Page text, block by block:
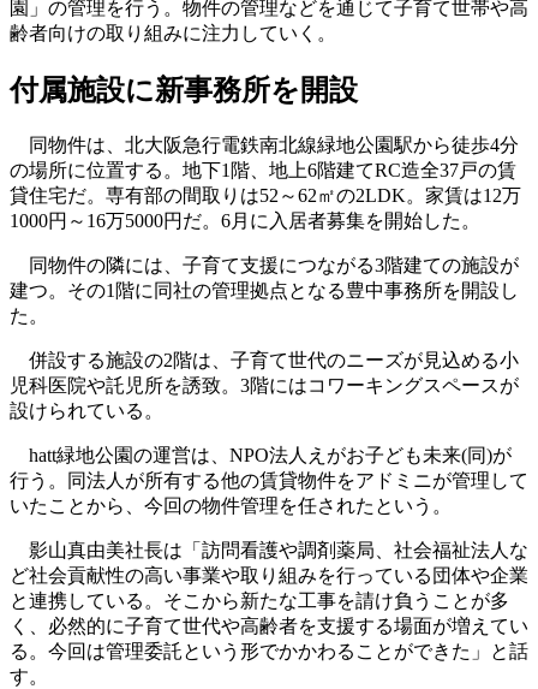
園」の管理を行う。物件の管理などを通じて子育て世帯や高
齢者向けの取り組みに注力していく。
付属施設に新事務所を開設
同物件は、北大阪急行電鉄南北線緑地公園駅から徒歩4分
の場所に位置する。地下1階、地上6階建てRC造全37戸の賃
貸住宅だ。専有部の間取りは52～62㎡の2LDK。家賃は12万
1000円～16万5000円だ。6月に入居者募集を開始した。
同物件の隣には、子育て支援につながる3階建ての施設が
建つ。その1階に同社の管理拠点となる豊中事務所を開設し
た。
併設する施設の2階は、子育て世代のニーズが見込める小
児科医院や託児所を誘致。3階にはコワーキングスペースが
設けられている。
hatt緑地公園の運営は、NPO法人えがお子ども未来(同)が
行う。同法人が所有する他の賃貸物件をアドミニが管理して
いたことから、今回の物件管理を任されたという。
影山真由美社長は「訪問看護や調剤薬局、社会福祉法人な
ど社会貢献性の高い事業や取り組みを行っている団体や企業
と連携している。そこから新たな工事を請け負うことが多
く、必然的に子育て世代や高齢者を支援する場面が増えてい
る。今回は管理委託という形でかかわることができた」と話
す。